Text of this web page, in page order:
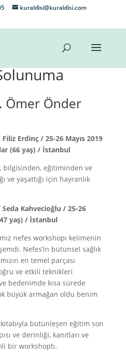
kuraldisi@kuraldisi.com
Ömer Önder
Erdinç / 25-26 Mayıs 2019
(66 yaş) / İstanbul
bilgisinden, eğitiminden ve
ve yaşattığı için hayranlık
Kahvecioğlu / 25-26
yaş) / İstanbul
nefes workshopı kelimenin
Nefes’in bütünsel sağlık
en temel parçası
ve etkili teknikleri
bedenimde kısa sürede
büyük armağan oldu benim
kitabıyla bütünleşen eğitim son
ve derinliği, kanıtları ve
bir workshoptı.